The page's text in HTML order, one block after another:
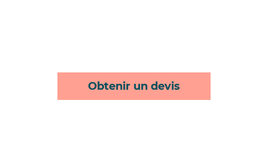
Obtenir un devis